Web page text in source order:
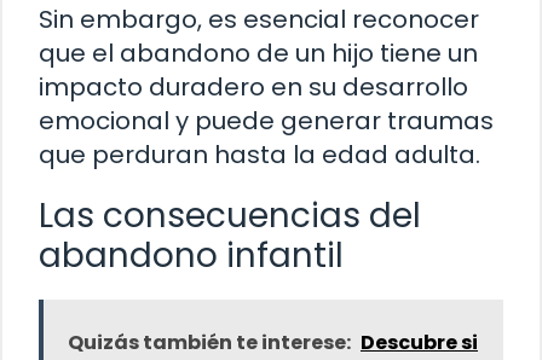
Sin embargo, es esencial reconocer
que el abandono de un hijo tiene un
impacto duradero en su desarrollo
emocional y puede generar traumas
que perduran hasta la edad adulta.
Las consecuencias del
abandono infantil
Quizás también te interese: Descubre si